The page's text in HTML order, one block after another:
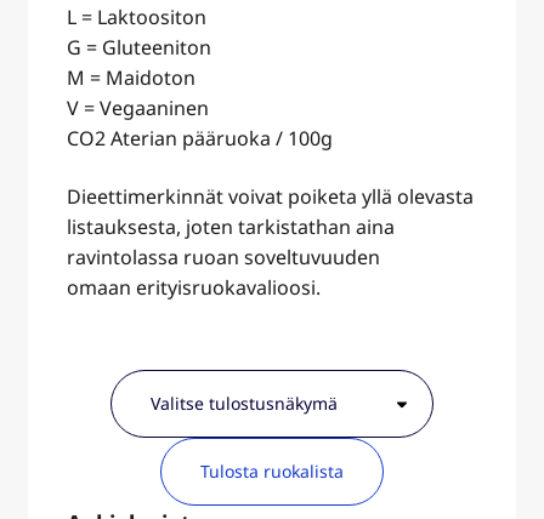
L = Laktoositon
G = Gluteeniton
M = Maidoton
V = Vegaaninen
CO2 Aterian pääruoka / 100g
Dieettimerkinnät voivat poiketa yllä olevasta
listauksesta, joten tarkistathan aina
ravintolassa ruoan soveltuvuuden
omaan erityisruokavalioosi.
Tulosta ruokalista